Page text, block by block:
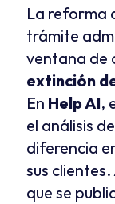
La reforma
trámite
extinción
En Help AI,
el análisis
diferencia
sus
que se